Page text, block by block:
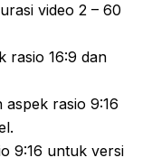
video 2 – 60
rasio 16:9 dan
rasio 9:16
9:16 untuk versi